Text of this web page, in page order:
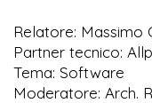
Relatore: Massimo
Partner tecnico:
Tema: Software
Moderatore: Arch.